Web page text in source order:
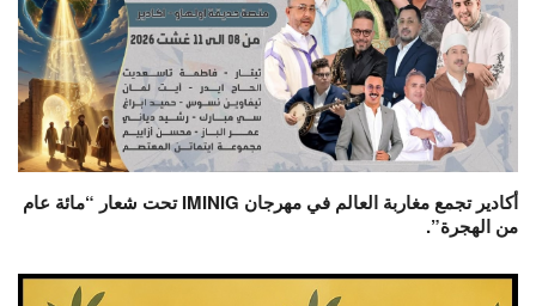
أكادير تجمع مغاربة العالم في مهرجان IMINIG تحت شعار “مائة عام
من الهجرة”.